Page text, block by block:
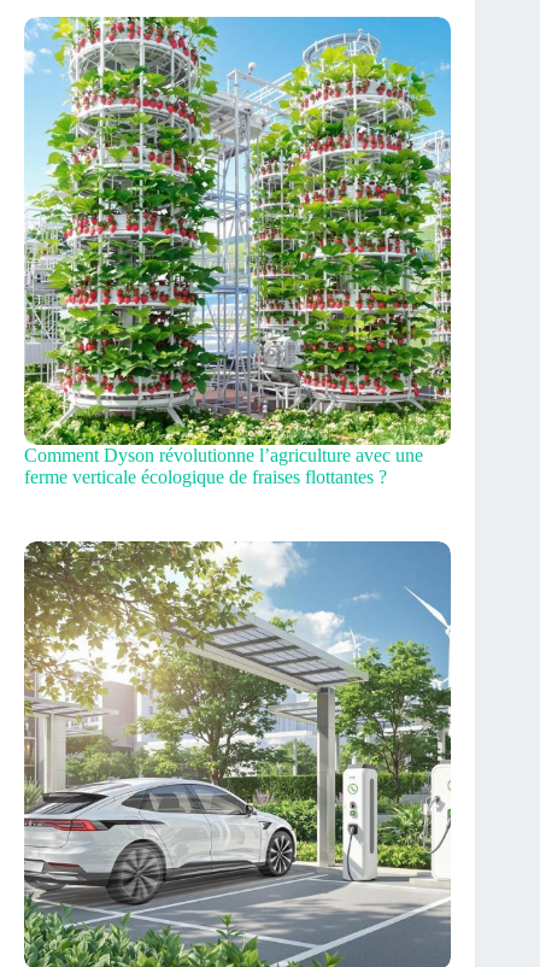
Comment Dyson révolutionne l’agriculture avec une
ferme verticale écologique de fraises flottantes ?